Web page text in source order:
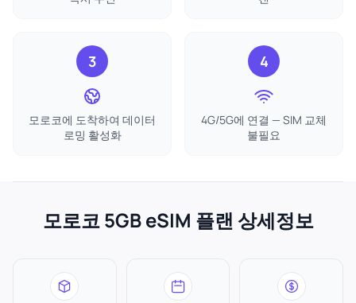
3
모로코에 도착하여 데이터
로밍 활성화
4
4G/5G에 연결 — SIM 교체
불필요
모로코 5GB eSIM 플랜 상세정보